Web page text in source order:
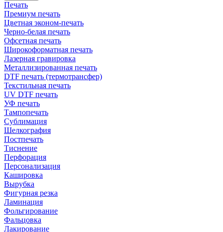
Печать
Премиум печать
Цветная эконом-печать
Черно-белая печать
Офсетная печать
Широкоформатная печать
Лазерная гравировка
Металлизированная печать
DTF печать (термотрансфер)
Текстильная печать
UV DTF печать
УФ печать
Тампопечать
Сублимация
Шелкография
Постпечать
Тиснение
Перфорация
Персонализация
Кашировка
Вырубка
Фигурная резка
Ламинация
Фольгирование
Фальцовка
Лакирование